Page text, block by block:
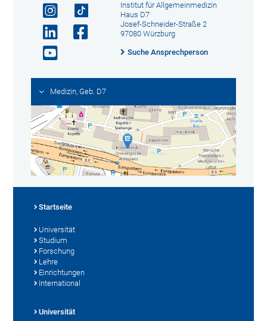
Institut für Allgemeinmedizin
Haus D7
Josef-Schneider-Straße 2
97080 Würzburg
Suche Ansprechperson
Medizin, Geb. D7
Startseite
Universität
Studium
Forschung
Lehre
Einrichtungen
International
Universität